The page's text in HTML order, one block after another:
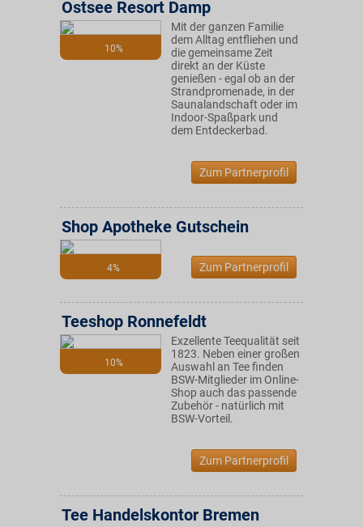
10%
Ostsee Resort Damp
Mit der ganzen Familie
dem Alltag entfliehen und
die gemeinsame Zeit
direkt an der Küste
genießen - egal ob an der
Strandpromenade, in der
Saunalandschaft oder im
Indoor-Spaßpark und
dem Entdeckerbad.
Zum Partnerprofil
4%
Shop Apotheke Gutschein
Zum Partnerprofil
10%
Teeshop Ronnefeldt
Exzellente Teequalität seit
1823. Neben einer großen
Auswahl an Tee finden
BSW-Mitglieder im Online-
Shop auch das passende
Zubehör - natürlich mit
BSW-Vorteil.
Zum Partnerprofil
Tee Handelskontor Bremen